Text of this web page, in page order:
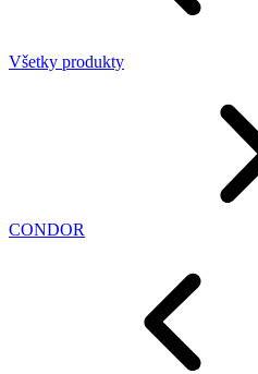
Všetky produkty
CONDOR